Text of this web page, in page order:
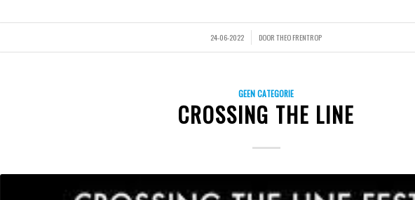
24-06-2022 DOORTHEO FRENTROP
GEEN CATEGORIE
CROSSING THE LINE